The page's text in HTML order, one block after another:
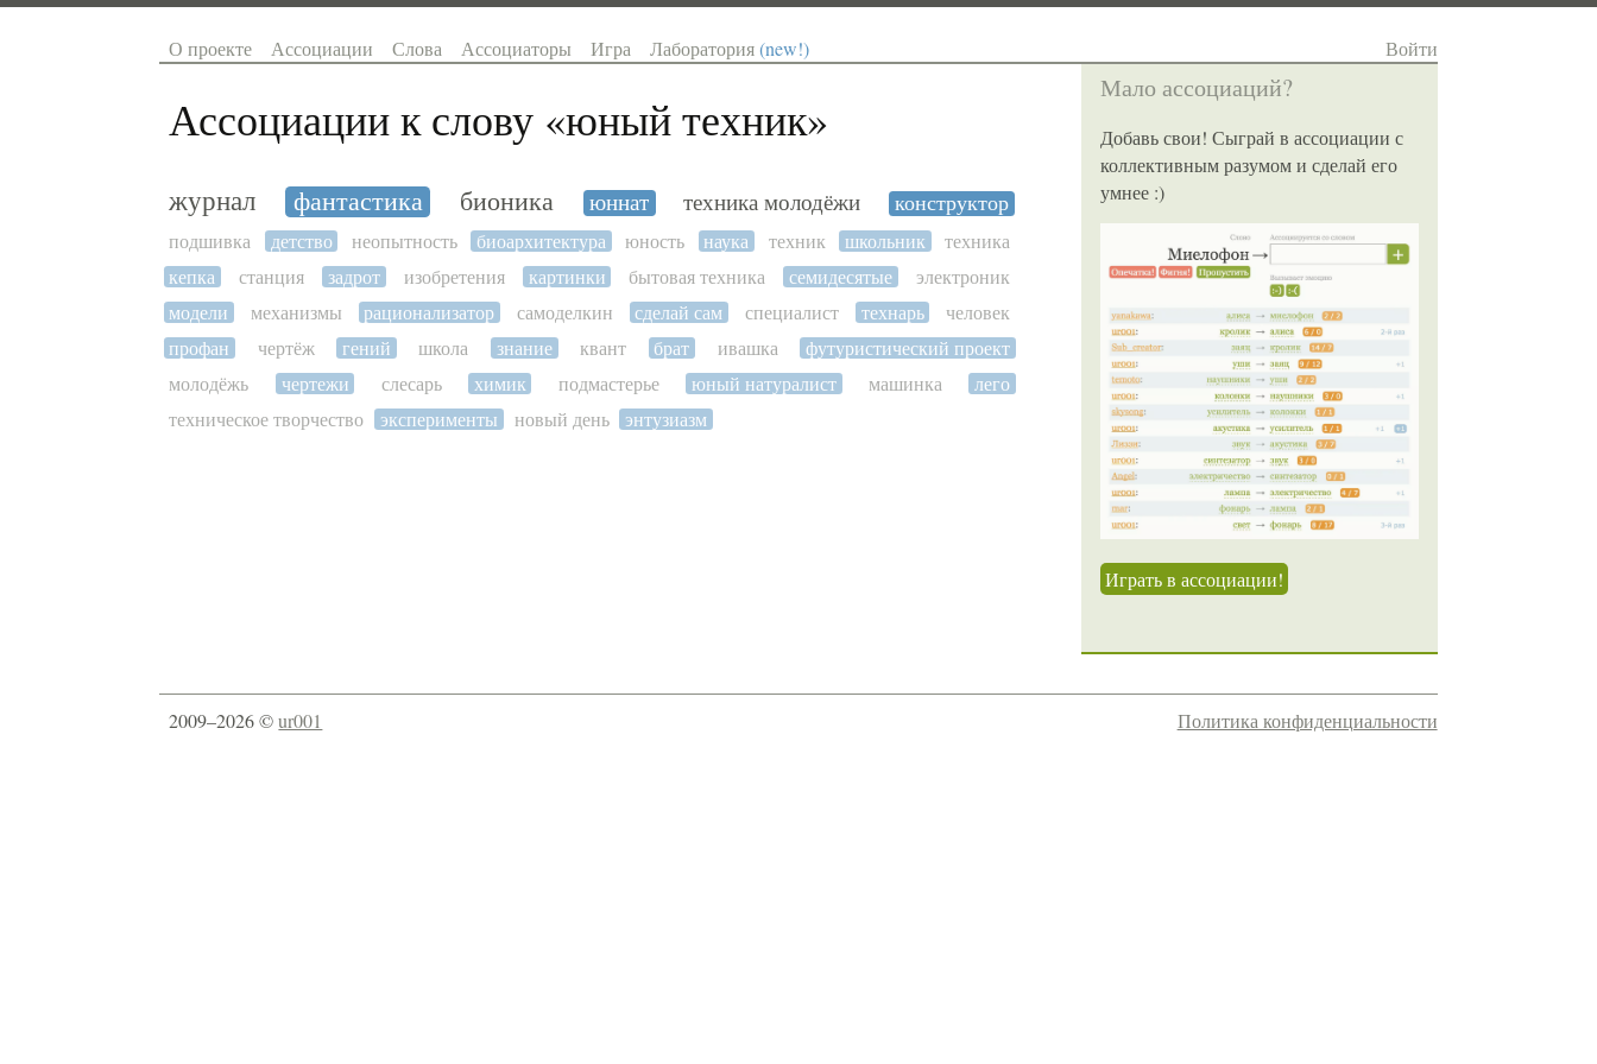
О проекте Ассоциации Слова Ассоциаторы Игра Лаборатория(new!) Войти
Ассоциации к слову «юный техник»
журнал фантастика бионика юннат техника молодёжи конструктор
подшивка детство неопытность биоархитектура юность наука техник школьник
техника
кепка
станция задрот изобретения картинки бытовая техника семидесятые
электроник
модели
механизмы рационализатор самоделкин сделай сам специалист технарь
человек
профан
чертёж гений школа знание квант брат ивашка
футуристический проект
молодёжь
чертежи слесарь химик подмастерье юный натуралист машинка
лего
техническое творчество
эксперименты новый день энтузиазм
Мало ассоциаций?
Добавь свои! Сыграй в ассоциации с
коллективным разумом и сделай его
умнее :)
Играть в ассоциации!
2009–2026 ©ur001 Политика конфиденциальности